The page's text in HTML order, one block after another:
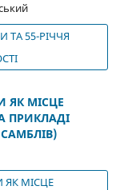
ТА 55-РІЧЧЯ
ЯК МІСЦЕ
ПРИКЛАДІ
ЯК МІСЦЕ